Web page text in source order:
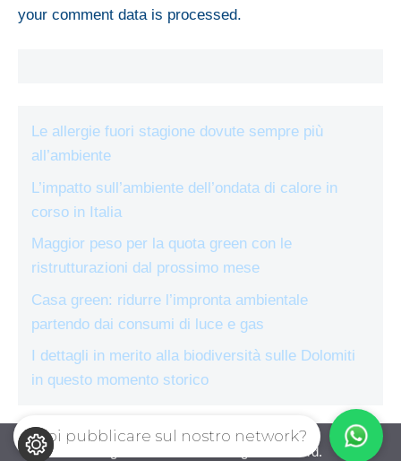
your comment data is processed.
Le allergie fuori stagione dovute sempre più
all’ambiente
L’impatto sull’ambiente dell’ondata di calore in
corso in Italia
Maggior peso per la quota green con le
ristrutturazioni dal prossimo mese
Casa green: ridurre l’impronta ambientale
partendo dai consumi di luce e gas
I dettagli in merito alla biodiversità sulle Dolomiti
in questo momento storico
ecologiae.com © 2026. All right reserverd.
Vuoi pubblicare sul nostro network?